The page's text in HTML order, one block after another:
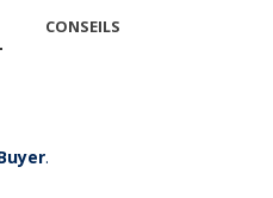
CONSEILS
.